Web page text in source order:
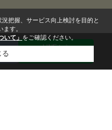
LINEから
把握、サービス向上検討を目的と
す。
いて」をご確認ください。
る